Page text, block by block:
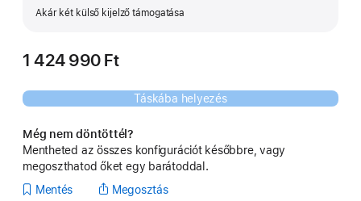
Akár két külső kijelző támogatása
1 424 990 Ft
Táskába helyezés
Még nem döntöttél?
Mentheted az összes konfigurációt későbbre, vagy
megoszthatod őket egy barátoddal.
Mentés
Megosztás